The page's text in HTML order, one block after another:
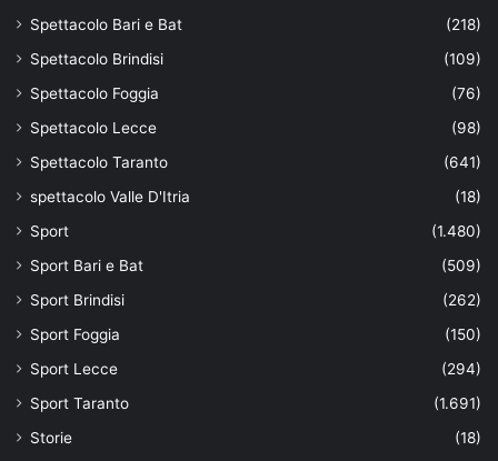
Spettacolo Bari e Bat
(218)
Spettacolo Brindisi
(109)
Spettacolo Foggia
(76)
Spettacolo Lecce
(98)
Spettacolo Taranto
(641)
spettacolo Valle D'Itria
(18)
Sport
(1.480)
Sport Bari e Bat
(509)
Sport Brindisi
(262)
Sport Foggia
(150)
Sport Lecce
(294)
Sport Taranto
(1.691)
Storie
(18)